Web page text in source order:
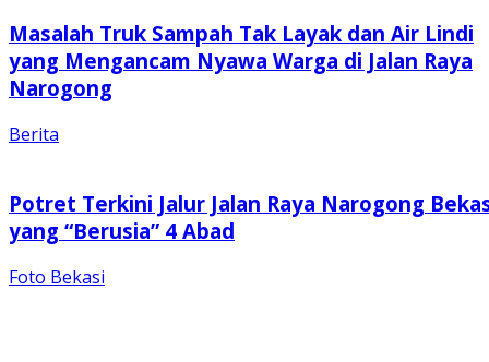
Masalah Truk Sampah Tak Layak dan Air Lindi
yang Mengancam Nyawa Warga di Jalan Raya
Narogong
Berita
Potret Terkini Jalur Jalan Raya Narogong
yang “Berusia” 4 Abad
Foto Bekasi